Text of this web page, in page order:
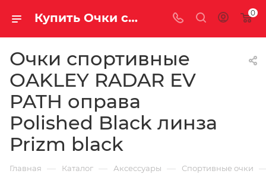
Купить Очки спортивные OAKLEY RADAR EV PATH оправа Polished Black линза Prizm black за рублей, а со скидкой 0
Очки спортивные
OAKLEY RADAR EV
PATH оправа
Polished Black линза
Prizm black
Главная — Каталог — Аксессуары — Спортивные очки